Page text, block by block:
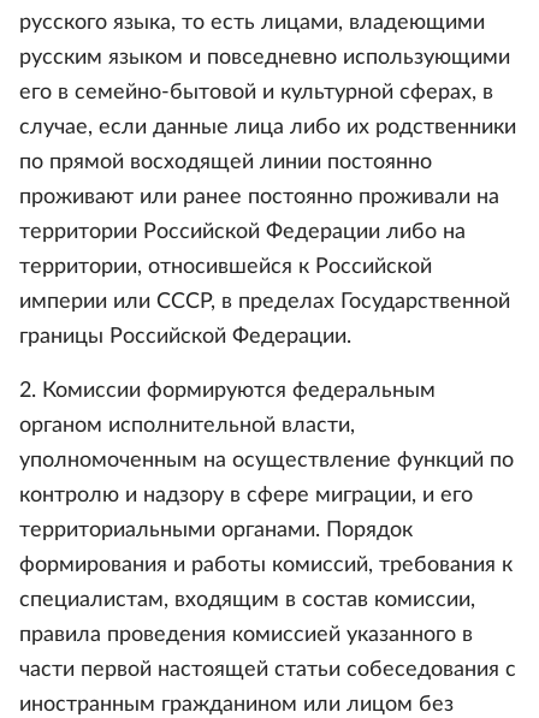
русского языка, то есть лицами, владеющими
русским языком и повседневно использующими
его в семейно-бытовой и культурной сферах, в
случае, если данные лица либо их родственники
по прямой восходящей линии постоянно
проживают или ранее постоянно проживали на
территории Российской Федерации либо на
территории, относившейся к Российской
империи или СССР, в пределах Государственной
границы Российской Федерации.
2. Комиссии формируются федеральным
органом исполнительной власти,
уполномоченным на осуществление функций по
контролю и надзору в сфере миграции, и его
территориальными органами. Порядок
формирования и работы комиссий, требования к
специалистам, входящим в состав комиссии,
правила проведения комиссией указанного в
части первой настоящей статьи собеседования с
иностранным гражданином или лицом без